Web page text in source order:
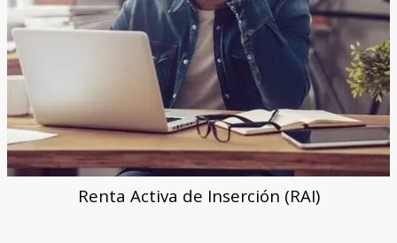
Renta Activa de Inserción (RAI)